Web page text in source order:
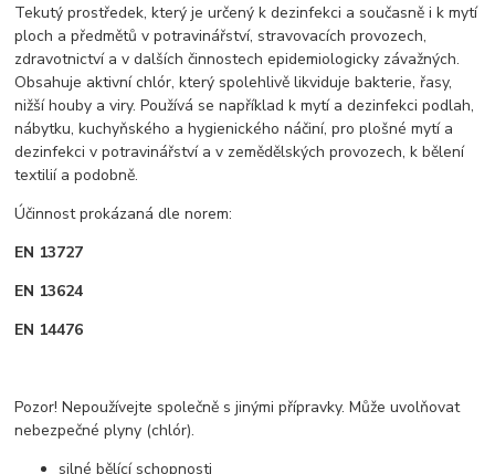
​Tekutý prostředek, který je určený k dezinfekci a současně i k mytí
ploch a předmětů v potravinářství, stravovacích provozech,
zdravotnictví a v dalších činnostech epidemiologicky závažných.
Obsahuje aktivní chlór, který spolehlivě likviduje bakterie, řasy,
nižší houby a viry. Používá se například k mytí a dezinfekci podlah,
nábytku, kuchyňského a hygienického náčiní, pro plošné mytí a
dezinfekci v potravinářství a v zemědělských provozech, k bělení
textilií a podobně.
Účinnost prokázaná dle norem:
EN 13727
EN 13624
EN 14476
Pozor! Nepoužívejte společně s jinými přípravky. Může uvolňovat
nebezpečné plyny (chlór).
silné bělící schopnosti